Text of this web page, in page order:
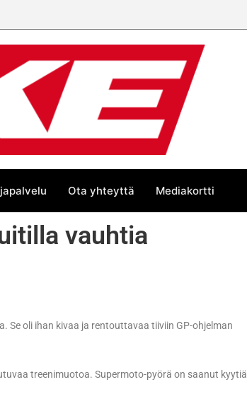
Ota yhteyttä Mediakortti
vauhtia
Se oli ihan kivaa ja rentouttavaa tiiviin GP-ohjelman
treenimuotoa. Supermoto-pyörä on saanut kyytiä